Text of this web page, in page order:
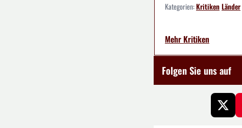
Kategorien:KritikenLänder
Mehr Kritiken
Folgen Sie uns auf